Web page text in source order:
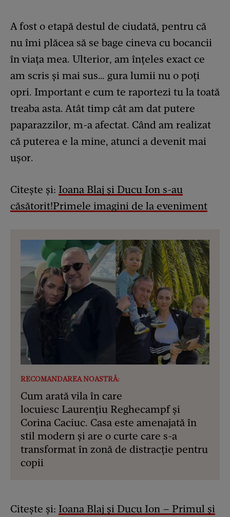
A fost o etapă destul de ciudată, pentru că
nu îmi plăcea să se bage cineva cu bocancii
în viaţa mea. Ulterior, am înţeles exact ce
am scris şi mai sus… gura lumii nu o poţi
opri. Important e cum te raportezi tu la toată
treaba asta. Atât timp cât am dat putere
paparazzilor, m-a afectat. Când am realizat
că puterea e la mine, atunci a devenit mai
uşor.
Citește și: Ioana Blaj şi Ducu Ion s-au
căsătorit!Primele imagini de la eveniment
RECOMANDAREA NOASTRĂ:
Cum arată vila în care
locuiesc Laurențiu Reghecampf și
Corina Caciuc. Casa este amenajată în
stil modern și are o curte care s-a
transformat în zonă de distracție pentru
copii
Citește și: Ioana Blaj şi Ducu Ion – Primul şi